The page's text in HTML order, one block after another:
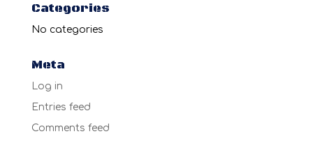
Categories
No categories
Meta
Log in
Entries feed
Comments feed